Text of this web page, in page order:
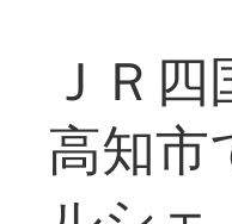
ＪＲ
高知市